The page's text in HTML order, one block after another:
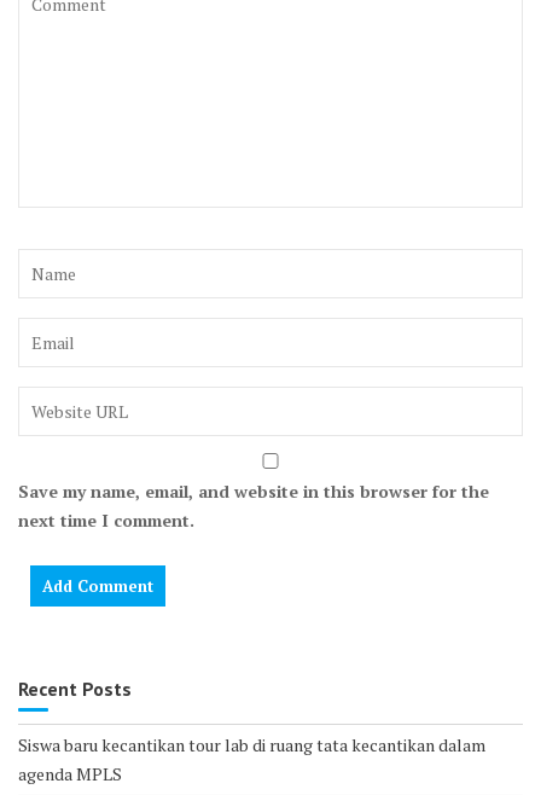
Save my name, email, and website in this browser for the
next time I comment.
Recent Posts
Siswa baru kecantikan tour lab di ruang tata kecantikan dalam
agenda MPLS